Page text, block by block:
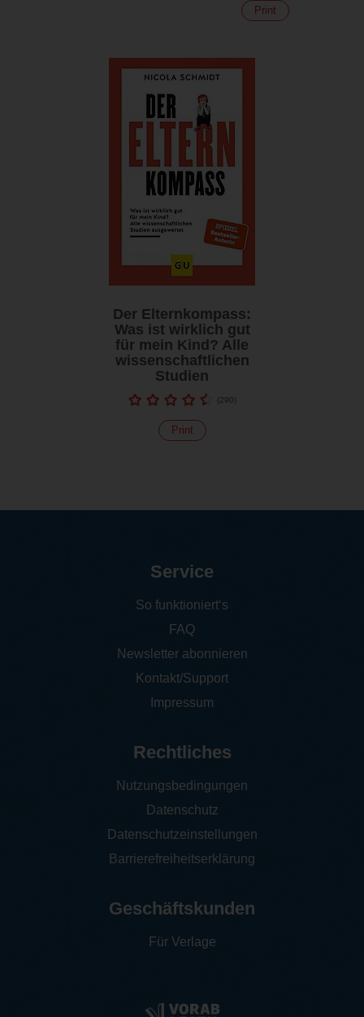
Print
Der Elternkompass:
Was ist wirklich gut
für mein Kind? Alle
wissenschaftlichen
Studien
(290)
Print
Service
So funktioniert‘s
FAQ
Newsletter abonnieren
Kontakt/Support
Impressum
Rechtliches
Nutzungsbedingungen
Datenschutz
Datenschutzeinstellungen
Barrierefreiheitserklärung
Geschäftskunden
Für Verlage